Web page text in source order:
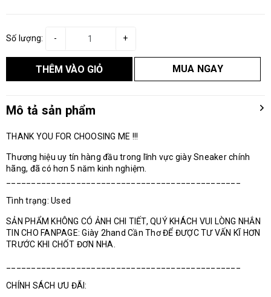
Số lượng: +
-
THÊM VÀO GIỎ MUA NGAY
Mô tả sản phẩm
THANK YOU FOR CHOOSING ME !!!
Thương hiệu uy tín hàng đầu trong lĩnh vực giày Sneaker chính
hãng, đã có hơn 5 năm kinh nghiệm.
Tình trạng: Used
SẢN PHẨM KHÔNG CÓ ẢNH CHI TIẾT, QUÝ KHÁCH VUI LÒNG NHẮN
TIN CHO FANPAGE: Giày 2hand Cần Thơ ĐỂ ĐƯỢC TƯ VẤN KĨ HƠN
TRƯỚC KHI CHỐT ĐƠN NHA.
CHÍNH SÁCH ƯU ĐÃI: